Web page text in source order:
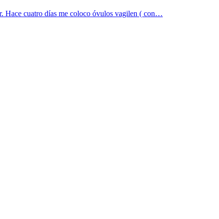
Hace cuatro días me coloco óvulos vagilen ( con…